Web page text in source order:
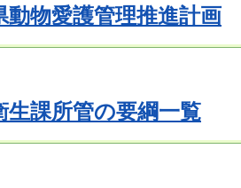
動物愛護管理推進計画
生課所管の要綱一覧